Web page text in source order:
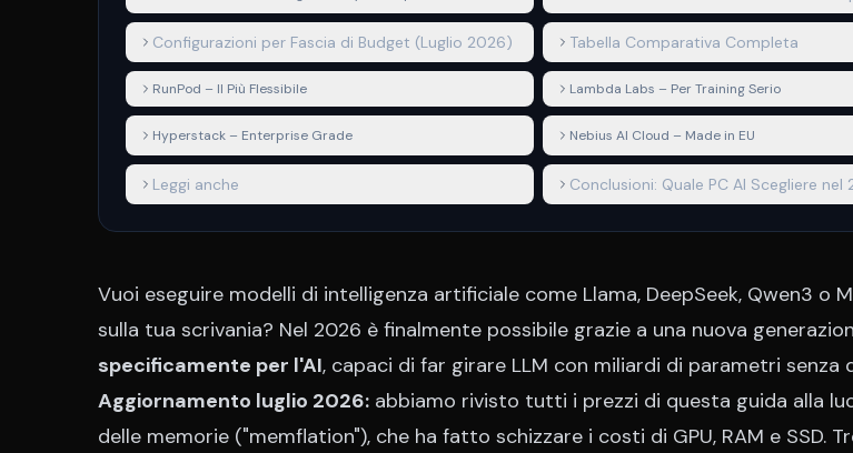
Configurazioni per Fascia di Budget (Luglio 2026)
Tabella Comparativa Completa
RunPod – Il Più Flessibile Lambda Labs – Per Training Serio
Hyperstack – Enterprise Grade Nebius AI Cloud – Made in EU
Leggi anche
Conclusioni: Quale PC AI Scegliere nel
Vuoi eseguire modelli di intelligenza artificiale come Llama, DeepSeek, Qwen3 o
sulla tua scrivania? Nel 2026 è finalmente possibile grazie a una nuova
specificamente per l'AI, capaci di far girare LLM con miliardi di parametri senza
Aggiornamento luglio 2026: abbiamo rivisto tutti i prezzi di questa guida alla
delle memorie ("memflation"), che ha fatto schizzare i costi di GPU, RAM e SSD.